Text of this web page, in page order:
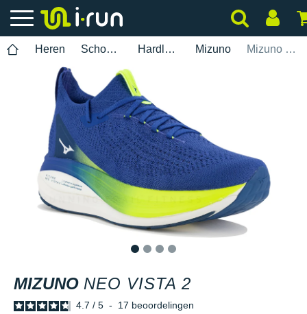
Heren Schoenen Hardlopen Mizuno Mizuno Neo Vista 2
MIZUNO NEO VISTA 2
4.7 / 5 - 17 beoordelingen